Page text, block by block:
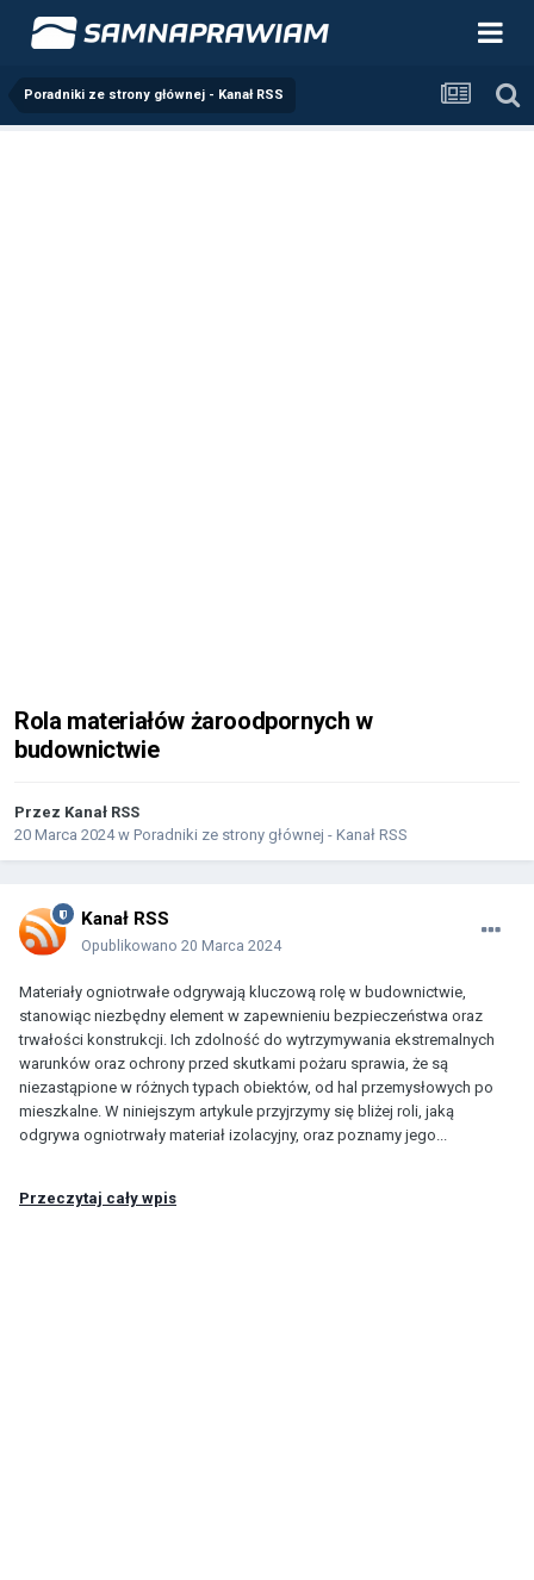
Poradniki ze strony głównej - Kanał RSS
Rola materiałów żaroodpornych w
budownictwie
Przez Kanał RSS
20 Marca 2024w Poradniki ze strony głównej - Kanał RSS
Kanał RSS
Opublikowano 20 Marca 2024
Materiały ogniotrwałe odgrywają kluczową rolę w budownictwie,
stanowiąc niezbędny element w zapewnieniu bezpieczeństwa oraz
trwałości konstrukcji. Ich zdolność do wytrzymywania ekstremalnych
warunków oraz ochrony przed skutkami pożaru sprawia, że są
niezastąpione w różnych typach obiektów, od hal przemysłowych po
mieszkalne. W niniejszym artykule przyjrzymy się bliżej roli, jaką
odgrywa ogniotrwały materiał izolacyjny, oraz poznamy jego...
Przeczytaj cały wpis